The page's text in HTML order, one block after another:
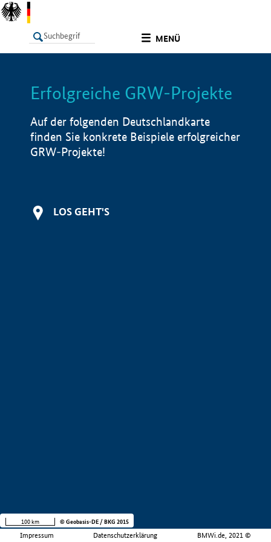
MENÜ
LISTE Info
Erfolgreiche GRW-Projekte
Auf der folgenden Deutschlandkarte
finden Sie konkrete Beispiele erfolgreicher
GRW-Projekte!
LOS GEHT'S
Impressum Datenschutzerklärung BMWi.de, 2021 ©
100 km © Geobasis-DE / BKG 2015